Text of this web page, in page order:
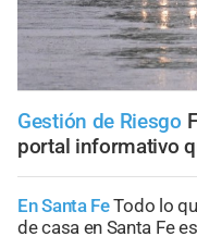
Gestión de Riesgo
portal informativo
En Santa FeTodo lo
de casa en Santa Fe